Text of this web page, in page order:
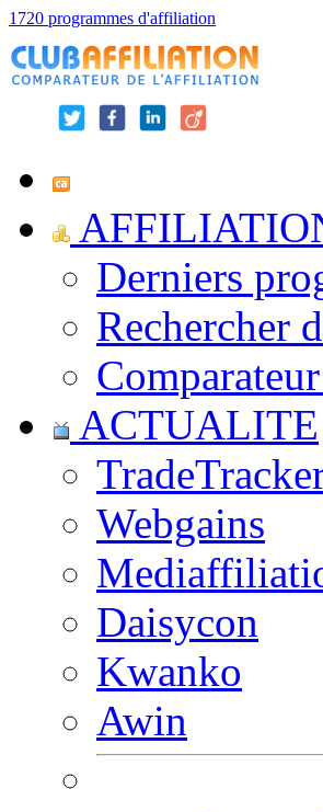
1720 programmes d'affiliation
Derniers
Rechercher
ACTUALITE
Webgains
Daisycon
Kwanko
Awin